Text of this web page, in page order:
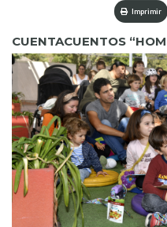
Imprimir
CUENTACUENTOS